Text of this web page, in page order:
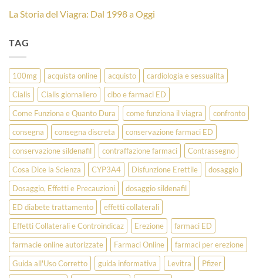
La Storia del Viagra: Dal 1998 a Oggi
TAG
100mg acquista online acquisto
cardiologia e sessualita
Cialis
Cialis giornaliero
cibo e farmaci ED
Come Funziona e Quanto Dura
come funziona il viagra
confronto
consegna
consegna discreta
conservazione farmaci ED
conservazione sildenafil
contraffazione farmaci
Contrassegno
Cosa Dice la Scienza
CYP3A4 Disfunzione Erettile
dosaggio
Dosaggio, Effetti e Precauzioni
dosaggio sildenafil
ED diabete trattamento
effetti collaterali
Effetti Collaterali e Controindicaz
Erezione
farmaci ED
farmacie online autorizzate
Farmaci Online
farmaci per erezione
Guida all'Uso Corretto
guida informativa Levitra
Pfizer